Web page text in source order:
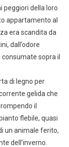
peggiori della loro
appartamento al
era scandita da
dall’odore
consumate sopra il
di legno per
gelida che
il
flebile, quasi
un animale ferito,
dell’inverno.